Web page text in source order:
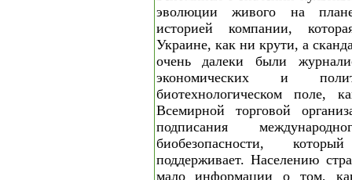
эволюции живого на
историей компании,
Украине, как ни крути, а
очень далеки были
экономических и
биотехнологическом поле,
Всемирной торговой
подписания
биобезопасности,
поддерживает. Населению
мало информации о том,